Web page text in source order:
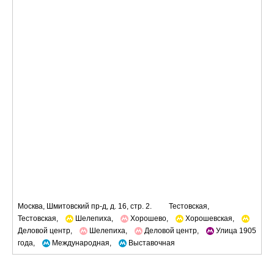
Москва, Шмитовский пр-д, д. 16, стр. 2.
Тестовская,
Тестовская,
Шелепиха, Хорошево,
Хорошевская,
Деловой центр,
Шелепиха, Деловой центр,
Улица 1905
года,
Международная, Выставочная